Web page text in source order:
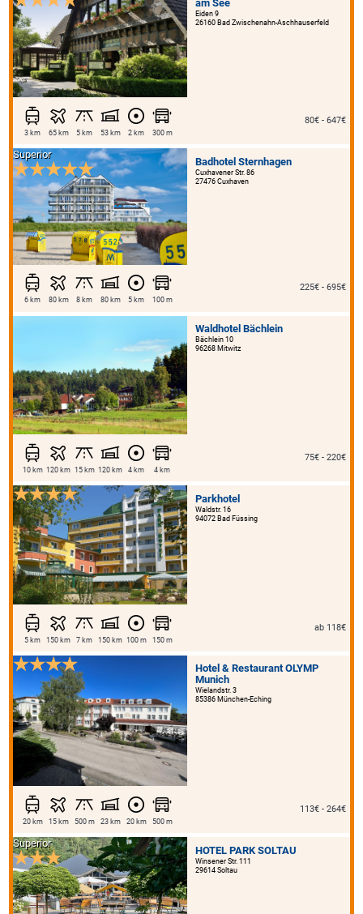
am See
Eiden 9
26160 Bad Zwischenahn-Aschhauserfeld
3 km 65 km 5 km 53 km 2 km 300 m
80€ - 647€
Badhotel Sternhagen
Cuxhavener Str. 86
27476 Cuxhaven
Superior
6 km 80 km 8 km 80 km 5 km 100 m
225€ - 695€
Waldhotel Bächlein
Bächlein 10
96268 Mitwitz
10 km 120 km 15 km 120 km 4 km 4 km
75€ - 220€
Parkhotel
Waldstr. 16
94072 Bad Füssing
5 km 150 km 7 km 150 km 100 m 150 m
ab 118€
Hotel & Restaurant OLYMP
Munich
Wielandstr. 3
85386 München-Eching
20 km 15 km 500 m 23 km 20 km 500 m
113€ - 264€
HOTEL PARK SOLTAU
Winsener Str. 111
29614 Soltau
Superior